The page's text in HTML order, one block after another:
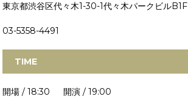
東京都渋谷区代々木1-30-1代々木パークビルB1F
03-5358-4491
TIME
開場 / 18:30 開演 / 19:00